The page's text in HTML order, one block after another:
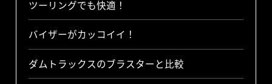
ツーリングでも快適！
バイザーがカッコイイ！
ダムトラックスのブラスターと比較